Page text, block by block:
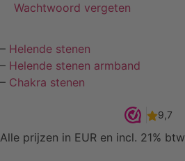
Wachtwoord vergeten
– Helende stenen
– Helende stenen armband
– Chakra stenen
Alle prijzen in EUR en incl. 21% btw